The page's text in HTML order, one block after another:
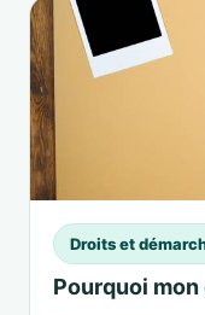
Droits et
Pourquoi